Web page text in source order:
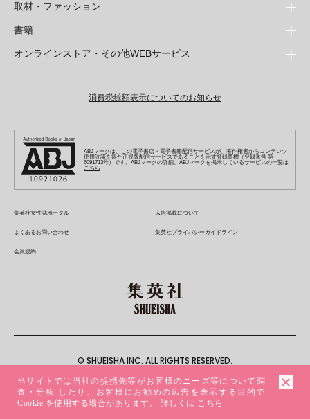
少年マンガ
週刊少年ジャンプ
少年ジャンプ+
ZEBRACK
ジャンプルーキー！
S-MANGA
集英社コミック文庫
青年マンガ
少年ジャンプ+
集英社コミック文庫
週刊ヤングジャンプ
ヤングジャンプ定期購読デジタル
となりのヤングジャンプ
グランドジャンプ
ウルトラジャンプ
少女マンガ
集英社コミック文庫
りぼん
マーガレット
別冊マーガレット
ジャンプTOON
S-MANGA
集英社コミック文庫
マンガMee公式サイト
リマコミ
マンガMeets
Cookie
取材・ファッション
ファッション・美容
Seventeen
LEE
eclat
T JAPAN
MEN'S NON-NO
UOMO
集英社オンライン
芸能・情報・スポーツ
Sportiva
パラスポ
書籍
文芸・文庫・総合
web 集英社文庫
青春と読書
アジア人物史
1日5分で、明日は変わる よみタイ yomitai
集英社ビジネス書
集英社新書
集英社新書プラス - 知の水先案内人
kotoba
e!集英社
情報・知識＆オピニオン imidas
ライトノベル・ノベライズ
JUMP j-BOOKS
ダッシュエックス文庫公式サイト
集英社Webマガジン コバルト
集英社みらい文庫
集英社の児童図書 S-KIDS.LAND
オンラインストア・その他WEBサービス
ジャンプキャラクターズストア
HAPPY PLUS STORE
SHUEISHA VOX
LEEマルシェ
SHOP Marisol
eclat premium
その他WEBサービス
集英社エディターズ・ラボ
消費税総額表示についてのお知らせ
ABJマークは、この電子書店・電子書籍配信サービスが、著作権者からコンテンツ
使用許諾を得た正規版配信サービスであることを示す登録商標（登録番号 第
6091713号）です。ABJマークの詳細、ABJマークを掲示しているサービスの一覧は
こちら
集英社女性誌ポータル 広告掲載について
よくあるお問い合わせ 集英社プライバシーガイドライン
会員規約
© SHUEISHA INC. ALL RIGHTS RESERVED.
当サイトでは当社の提携先等がお客様のニーズ等について調
査・分析 したり、お客様にお勧めの広告を表示する目的で
Cookie を使用する場合があります。 詳しくは こちら